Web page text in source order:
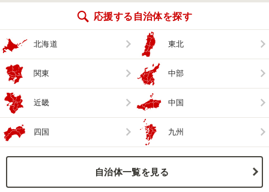
応援する自治体を探す
北海道 東北
関東 中部
近畿 中国
四国 九州
自治体一覧を見る